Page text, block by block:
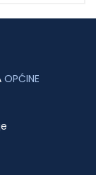
OPĆINE